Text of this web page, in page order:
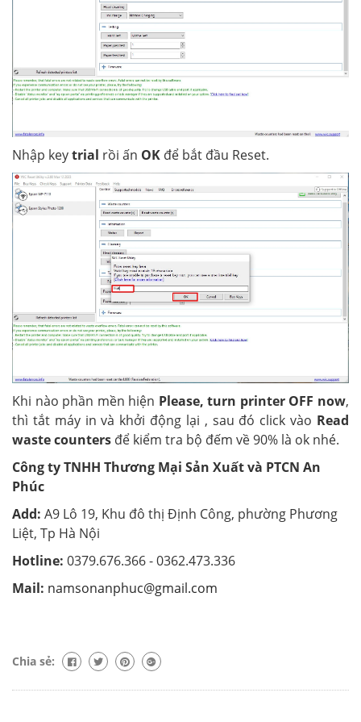
Nhập keytrial rồi ấn OK để bắt đầu Reset.
Khi nào phần mền hiện Please, turn printer OFF now,
thì tắt máy in và khởi động lại , sau đó click vào Read
waste counters để kiểm tra bộ đếm về 90% là ok nhé.
Công ty TNHH Thương Mại Sản Xuất và PTCN An
Phúc
Add: A9 Lô 19, Khu đô thị Định Công, phường Phương
Liệt, Tp Hà Nội
Hotline: 0379.676.366 -0362.473.336
Mail: namsonanphuc@gmail.com
Chia sẻ: